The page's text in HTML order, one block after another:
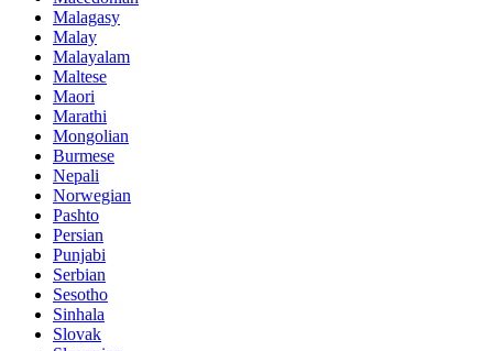
Malagasy
Malay
Malayalam
Maltese
Maori
Marathi
Mongolian
Burmese
Nepali
Norwegian
Pashto
Persian
Punjabi
Serbian
Sesotho
Sinhala
Slovak